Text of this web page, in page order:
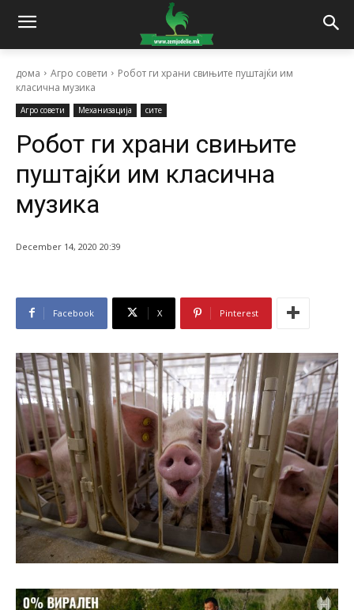
дома Агро совети
Робот ги храни свињите пуштајќи им
класична музика
Агро совети Механизација сите
Робот ги храни свињите
пуштајќи им класична
музика
December 14, 2020 20:39
Facebook X Pinterest